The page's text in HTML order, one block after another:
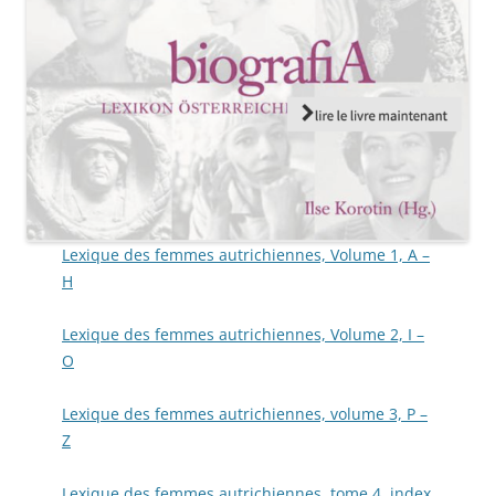
Lexique des femmes autrichiennes, Volume 1, A –
H
Lexique des femmes autrichiennes, Volume 2, I –
O
Lexique des femmes autrichiennes, volume 3, P –
Z